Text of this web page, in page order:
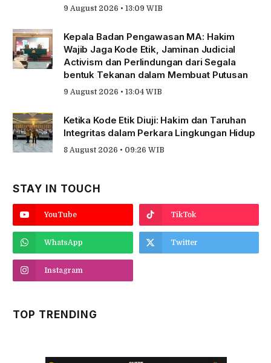
9 August 2026 • 13:09 WIB
Kepala Badan Pengawasan MA: Hakim
Wajib Jaga Kode Etik, Jaminan Judicial
Activism dan Perlindungan dari Segala
bentuk Tekanan dalam Membuat Putusan
9 August 2026 • 13:04 WIB
Ketika Kode Etik Diuji: Hakim dan Taruhan
Integritas dalam Perkara Lingkungan Hidup
8 August 2026 • 09:26 WIB
STAY IN TOUCH
YouTube TikTok
WhatsApp Twitter
Instagram
TOP TRENDING